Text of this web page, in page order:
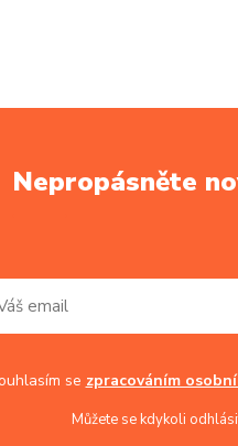
Nepropásněte
se zpracováním
Můžete se kdykoli